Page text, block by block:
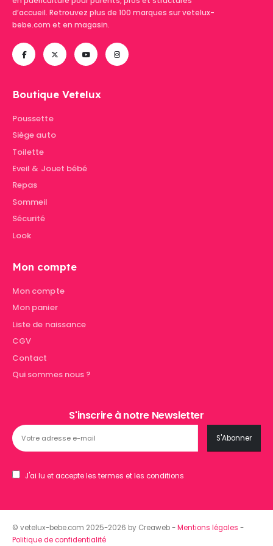
d’accueil. Retrouvez plus de 100 marques sur vetelux-
bebe.com et en magasin.
Boutique Vetelux
Poussette
Siège auto
Toilette
Eveil & Jouet bébé
Repas
Sommeil
Sécurité
Look
Mon compte
Mon compte
Mon panier
Liste de naissance
CGV
Contact
Qui sommes nous ?
S'inscrire à notre Newsletter
J'ai lu et accepte les termes et les conditions
© vetelux-bebe.com 2025-2026 by Creaweb -Mentions légales -
Politique de confidentialité